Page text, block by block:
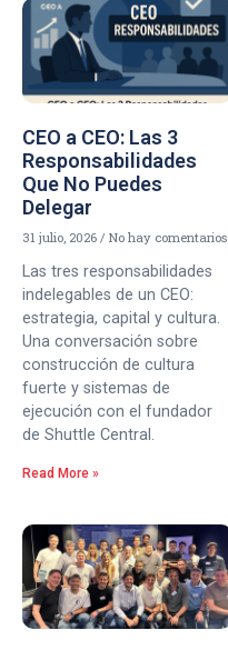
CEO a CEO: Las 3
Responsabilidades
Que No Puedes
Delegar
31 julio, 2026 No hay comentarios
Las tres responsabilidades
indelegables de un CEO:
estrategia, capital y cultura.
Una conversación sobre
construcción de cultura
fuerte y sistemas de
ejecución con el fundador
de Shuttle Central.
Read More »